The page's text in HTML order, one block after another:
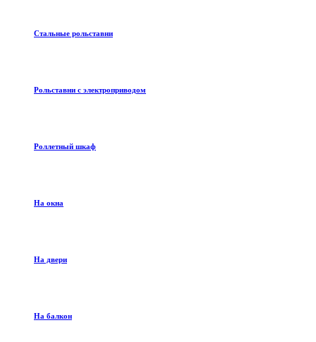
Стальные рольставни
Рольставни с электроприводом
Роллетный шкаф
На окна
На двери
На балкон